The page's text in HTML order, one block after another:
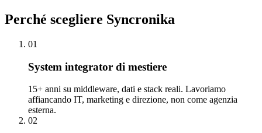
Perché scegliere Syncronika
01
System integrator di mestiere
15+ anni su middleware, dati e stack reali. Lavoriamo
affiancando IT, marketing e direzione, non come agenzia
esterna.
02